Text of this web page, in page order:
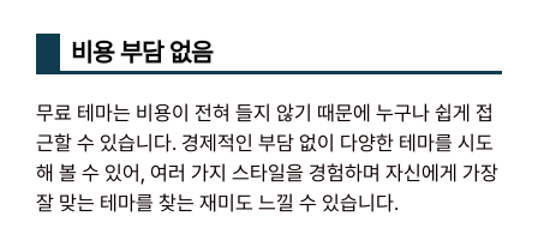
비용 부담 없음
무료 테마는 비용이 전혀 들지 않기 때문에 누구나 쉽게 접
근할 수 있습니다. 경제적인 부담 없이 다양한 테마를 시도
해 볼 수 있어, 여러 가지 스타일을 경험하며 자신에게 가장
잘 맞는 테마를 찾는 재미도 느낄 수 있습니다.